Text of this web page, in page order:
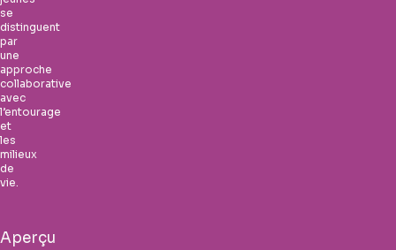
se
distinguent
par
une
approche
collaborative
avec
l’entourage
et
les
milieux
de
vie.
Aperçu